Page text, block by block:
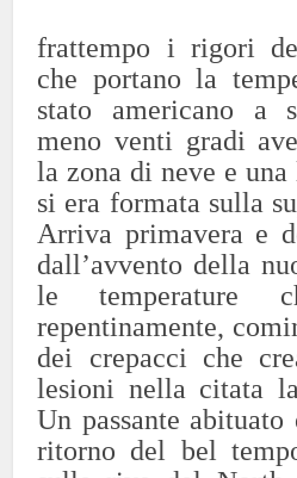
frattempo i rigori
che portano la
stato americano a
meno venti gradi
la zona di neve e
si era formata sulla
Arriva primavera e
dall’avvento della
le temperature
repentinamente,
dei crepacci che
lesioni nella citata
Un passante
ritorno del bel